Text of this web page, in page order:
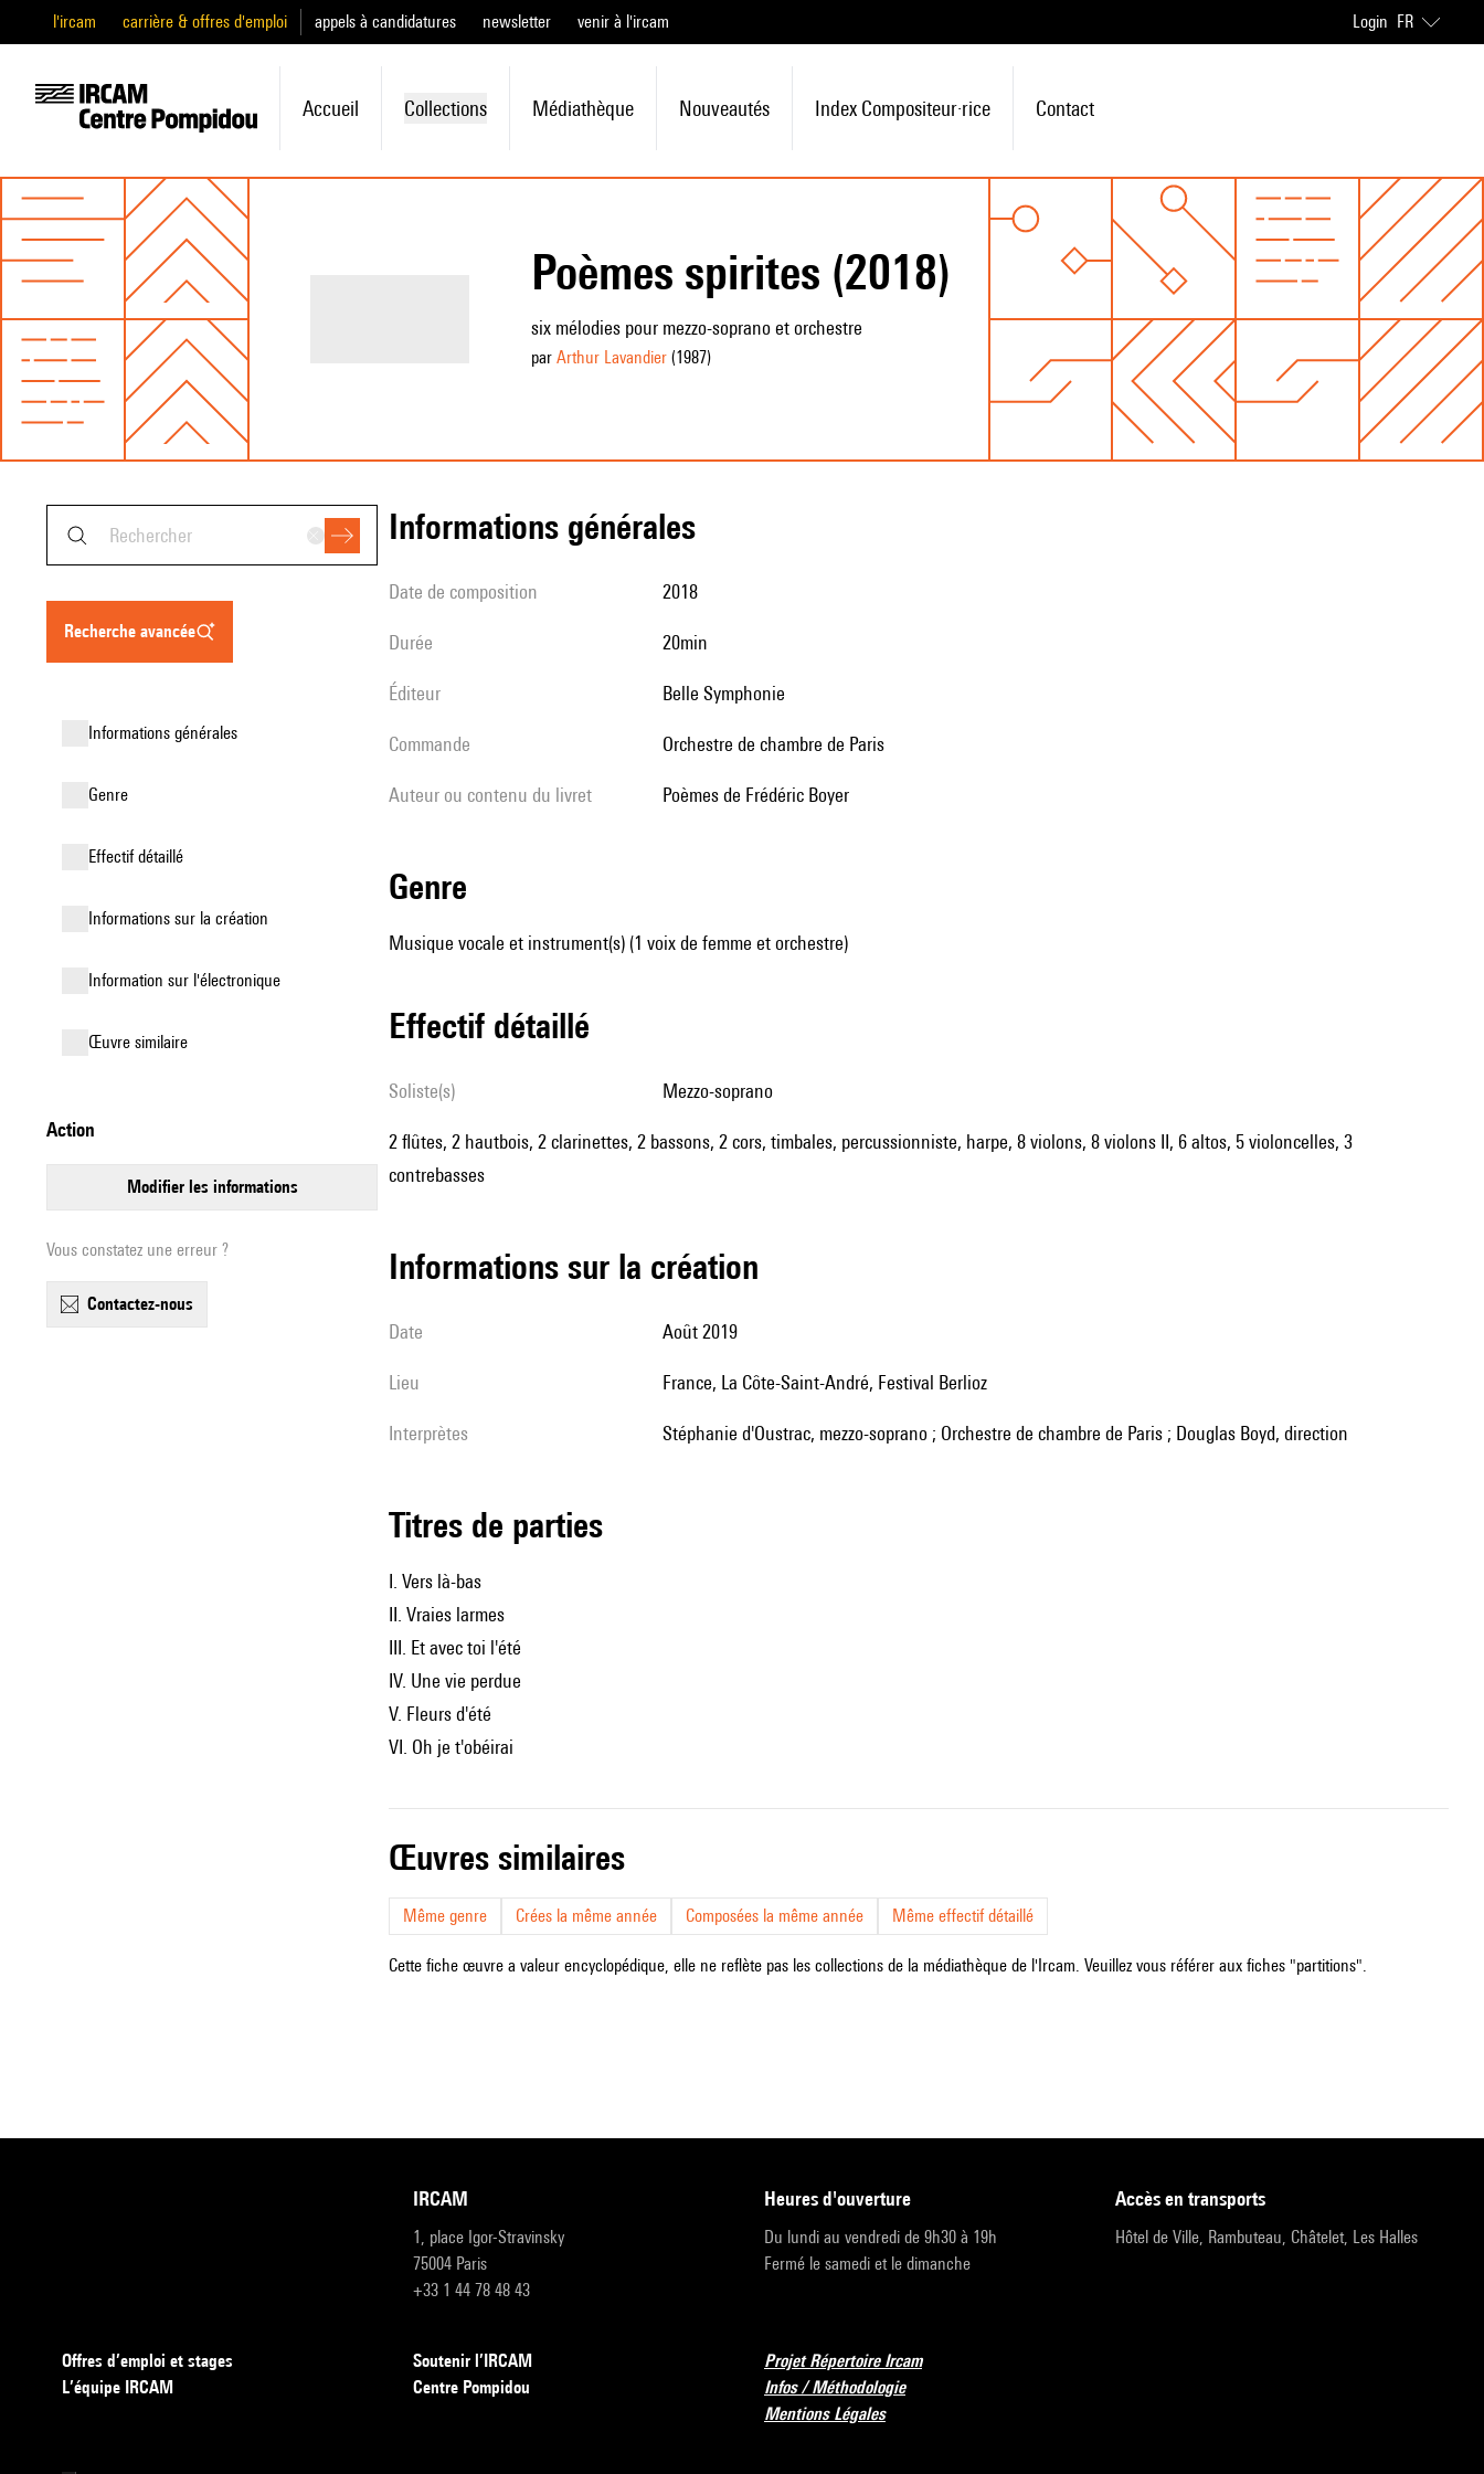
l'ircam carrière & offres d'emploi appels à candidatures newsletter venir à l'ircam Login FR
Accueil Collections Médiathèque Nouveautés Index Compositeur·rice Contact
Poèmes spirites (2018)
six mélodies pour mezzo-soprano et orchestre
par Arthur Lavandier(1987)
recherche avancée
informations générales
genre
effectif détaillé
informations sur la création
Information sur l'électronique
œuvre similaire
action
modifier les informations
Vous constatez une erreur ?
contactez-nous
informations générales
date de composition 2018
durée 20min
éditeur Belle Symphonie
Commande Orchestre de chambre de Paris
Auteur ou contenu du livret poèmes de Frédéric Boyer
genre
Musique vocale et instrument(s) (1 voix de femme et orchestre)
effectif détaillé
Soliste(s) mezzo-soprano
2 flûtes, 2 hautbois, 2 clarinettes, 2 bassons, 2 cors, timbales, percussionniste, harpe, 8 violons, 8 violons II, 6 altos, 5 violoncelles, 3
contrebasses
informations sur la création
date Août 2019
lieu France, La Côte-Saint-André, Festival Berlioz
interprètes Stéphanie d'Oustrac, mezzo-soprano ; Orchestre de chambre de Paris ; Douglas Boyd, direction
Titres de parties
I. Vers là-bas
II. Vraies larmes
III. Et avec toi l'été
IV. Une vie perdue
V. Fleurs d'été
VI. Oh je t'obéirai
œuvres similaires
Même genre Crées la même année Composées la même année Même effectif détaillé
Cette fiche œuvre a valeur encyclopédique, elle ne reflète pas les collections de la médiathèque de l'Ircam. Veuillez vous référer aux fiches "partitions".
IRCAM
1, place Igor-Stravinsky
75004 Paris
+33 1 44 78 48 43
heures d'ouverture
Du lundi au vendredi de 9h30 à 19h
Fermé le samedi et le dimanche
accès en transports
Hôtel de Ville, Rambuteau, Châtelet, Les Halles
Offres d’emploi et stages
L’équipe IRCAM
Soutenir l’IRCAM
Centre Pompidou
Projet Répertoire Ircam
Infos / Méthodologie
Mentions Légales